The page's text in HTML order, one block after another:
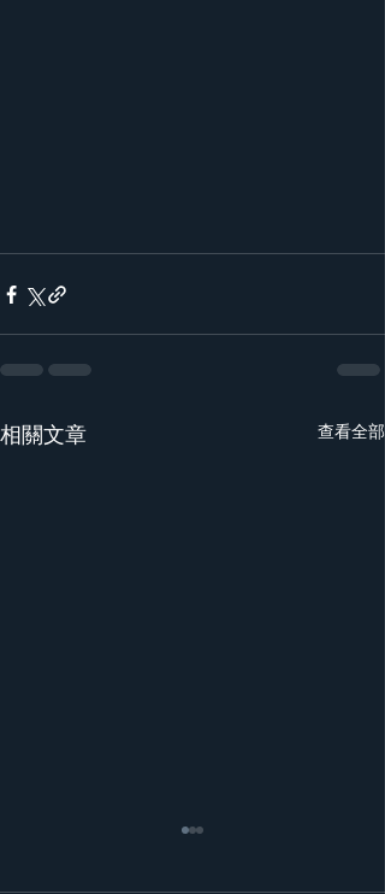
相關文章 查看全部